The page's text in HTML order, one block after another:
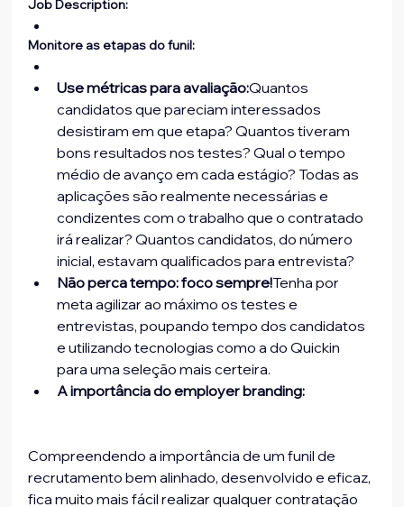
Job Description:
Monitore as etapas do funil:
Use métricas para avaliação:Quantos
candidatos que pareciam interessados
desistiram em que etapa? Quantos tiveram
bons resultados nos testes? Qual o tempo
médio de avanço em cada estágio? Todas as
aplicações são realmente necessárias e
condizentes com o trabalho que o contratado
irá realizar? Quantos candidatos, do número
inicial, estavam qualificados para entrevista?
Não perca tempo: foco sempre!Tenha por
meta agilizar ao máximo os testes e
entrevistas, poupando tempo dos candidatos
e utilizando tecnologias como a do Quickin
para uma seleção mais certeira.
A importância do employer branding:
Compreendendo a importância de um funil de
recrutamento bem alinhado, desenvolvido e eficaz,
fica muito mais fácil realizar qualquer contratação